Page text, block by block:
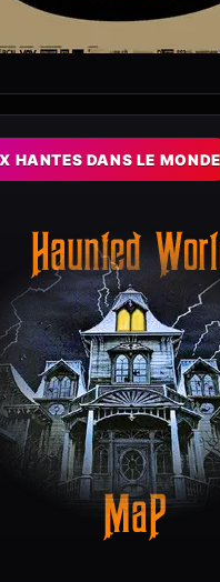
HANTES DANS LE MONDE